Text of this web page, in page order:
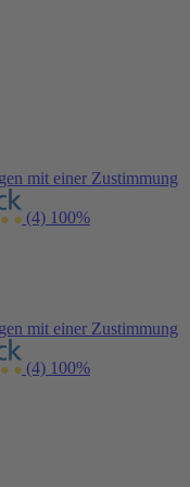
mit einer Zustimmung
(4) 100%
mit einer Zustimmung
(4) 100%